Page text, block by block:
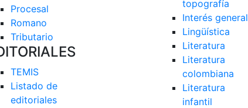
Procesal
Romano
Tributario
TEMIS
Listado de
editoriales
topografía
Interés general
Lingüística
Literatura
Literatura
colombiana
Literatura
infantil